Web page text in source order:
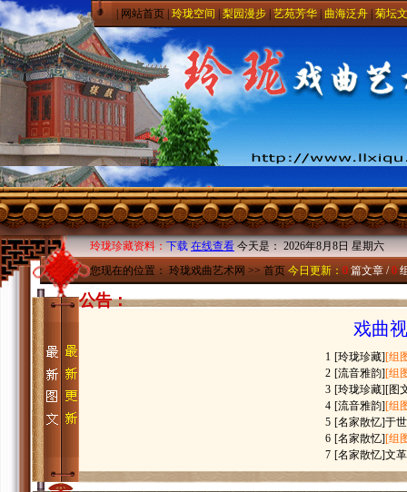
网站首页 玲珑空间 梨园漫步 艺苑芳华 曲海泛舟 菊坛
玲珑珍藏资料：下载 在线查看今天是：2026年8月8日 星期六
您现在的位置：玲珑戏曲艺术网>> 首页今日更新：0 篇文章 / 0
公告：
戏曲
1 [玲珑珍藏][组
2 [流音雅韵][组
3 [玲珑珍藏][图
4 [流音雅韵][组
5 [名家散忆]于
6 [名家散忆][组
7 [名家散忆]文